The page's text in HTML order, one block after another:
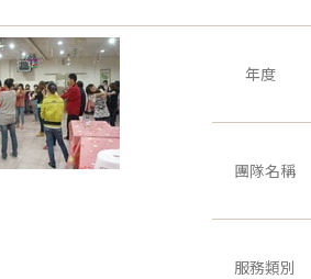
年度
團隊名稱
服務類別